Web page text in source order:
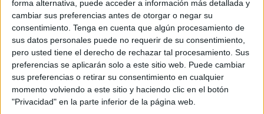
forma alternativa, puede acceder a información más detallada y
cambiar sus preferencias antes de otorgar o negar su
consentimiento. Tenga en cuenta que algún procesamiento de
sus datos personales puede no requerir de su consentimiento,
pero usted tiene el derecho de rechazar tal procesamiento. Sus
preferencias se aplicarán solo a este sitio web. Puede cambiar
sus preferencias o retirar su consentimiento en cualquier
momento volviendo a este sitio y haciendo clic en el botón
"Privacidad" en la parte inferior de la página web.
exploración.
Conocer a aquel hombre, saber qué es lo que piensa,
desea, tiene dentro de él, para poder estar en el exterior y
poder hacer lo que le dé en caga.
Yo mientras solo puedo verles, y en mi mundo deseo
comunicarme con todos ellos.